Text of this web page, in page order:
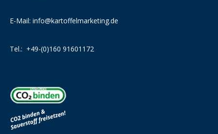
E-Mail: info@kartoffelmarketing.de
Tel.: +49-(0)160 91601172